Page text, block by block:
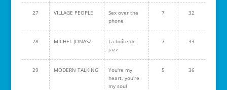
27 VILLAGE PEOPLE
Sex over the
phone
7 32
28 MICHEL JONASZ
La boîte de
jazz
7 33
29 MODERN TALKING
You're my
heart, you're
my soul
5 36